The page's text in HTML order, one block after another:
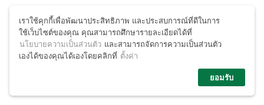
เราใช้คุกกี้เพื่อพัฒนาประสิทธิภาพ และประสบการณ์ที่ดีในการ
ใช้เว็บไซต์ของคุณ คุณสามารถศึกษารายละเอียดได้ที่
นโยบายความเป็นส่วนตัว และสามารถจัดการความเป็นส่วนตัว
เองได้ของคุณได้เองโดยคลิกที่ ตั้งค่า
ยอมรับ